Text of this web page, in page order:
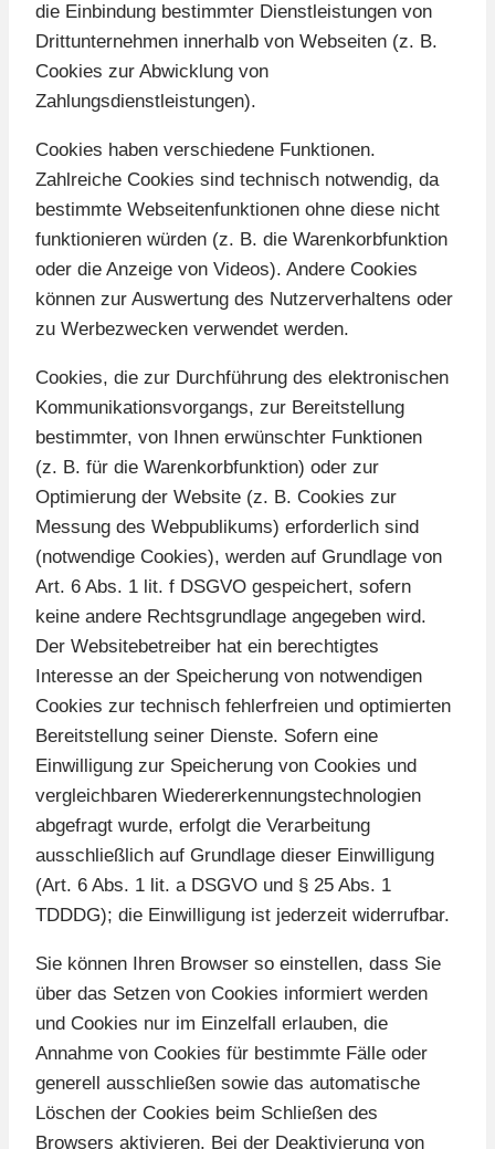
die Einbindung bestimmter Dienstleistungen von
Drittunternehmen innerhalb von Webseiten (z. B.
Cookies zur Abwicklung von
Zahlungsdienstleistungen).
Cookies haben verschiedene Funktionen.
Zahlreiche Cookies sind technisch notwendig, da
bestimmte Webseitenfunktionen ohne diese nicht
funktionieren würden (z. B. die Warenkorbfunktion
oder die Anzeige von Videos). Andere Cookies
können zur Auswertung des Nutzerverhaltens oder
zu Werbezwecken verwendet werden.
Cookies, die zur Durchführung des elektronischen
Kommunikationsvorgangs, zur Bereitstellung
bestimmter, von Ihnen erwünschter Funktionen
(z. B. für die Warenkorbfunktion) oder zur
Optimierung der Website (z. B. Cookies zur
Messung des Webpublikums) erforderlich sind
(notwendige Cookies), werden auf Grundlage von
Art. 6 Abs. 1 lit. f DSGVO gespeichert, sofern
keine andere Rechtsgrundlage angegeben wird.
Der Websitebetreiber hat ein berechtigtes
Interesse an der Speicherung von notwendigen
Cookies zur technisch fehlerfreien und optimierten
Bereitstellung seiner Dienste. Sofern eine
Einwilligung zur Speicherung von Cookies und
vergleichbaren Wiedererkennungstechnologien
abgefragt wurde, erfolgt die Verarbeitung
ausschließlich auf Grundlage dieser Einwilligung
(Art. 6 Abs. 1 lit. a DSGVO und § 25 Abs. 1
TDDDG); die Einwilligung ist jederzeit widerrufbar.
Sie können Ihren Browser so einstellen, dass Sie
über das Setzen von Cookies informiert werden
und Cookies nur im Einzelfall erlauben, die
Annahme von Cookies für bestimmte Fälle oder
generell ausschließen sowie das automatische
Löschen der Cookies beim Schließen des
Browsers aktivieren. Bei der Deaktivierung von